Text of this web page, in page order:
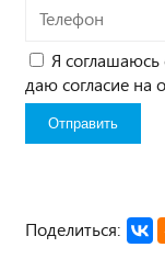
Телефон
Я соглашаюсь
даю согласие на
Поделиться: